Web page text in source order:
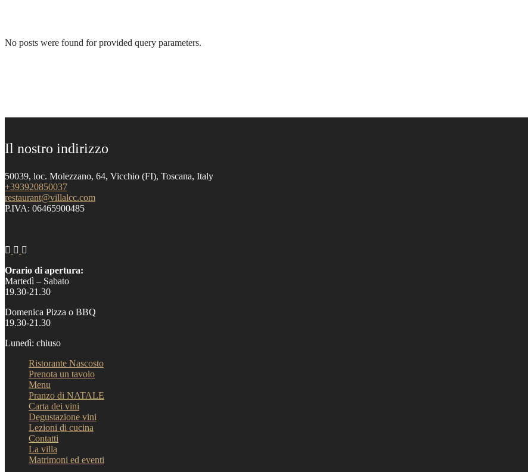
No posts were found for provided query parameters.
Il nostro indirizzo
50039, loc. Molezzano, 64, Vicchio (FI), Toscana, Italy
+393920850037
restaurant@villalcc.com
P.IVA: 06465900485
Orario di apertura:
Martedì – Sabato
19.30-21.30
Domenica Pizza o BBQ
19.30-21.30
Lunedì: chiuso
Ristorante Nascosto
Prenota un tavolo
Menu
Pranzo di NATALE
Carta dei vini
Degustazione vini
Lezioni di cucina
Contatti
La villa
Matrimoni ed eventi